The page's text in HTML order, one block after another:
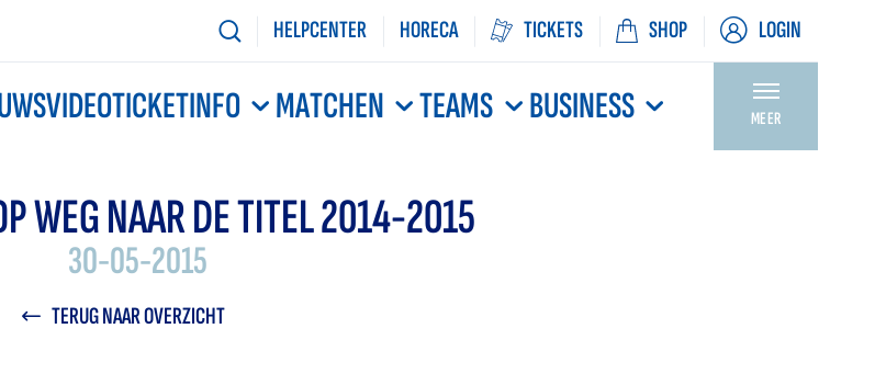
HELPCENTER HORECA TICKETS SHOP LOGIN
VIDEOTICKETINFO MATCHEN TEAMS BUSINESS MEER
WEG NAAR DE TITEL 2014-2015
30-05-2015
TERUG NAAR OVERZICHT